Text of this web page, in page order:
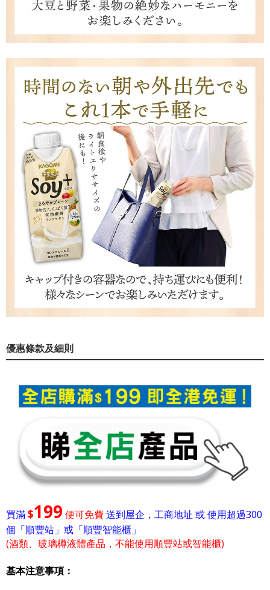
優惠條款及細則
買滿$199 便可免費送到屋企，工商地址 或 使用超過300
個「順豐站」或「順豐智能櫃」
(酒類、玻璃樽液體產品，不能使用順豐站或智能櫃)
基本注意事項：